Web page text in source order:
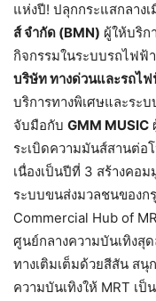
แห่งปี! ปลุกกระแสกลางเ
ส์ จำกัด (BMN) ผู้ให้บริ
กิจกรรมในระบบรถไฟฟ้
บริษัท ทางด่วนและรถไ
บริการทางพิเศษและระ
จับมือกับ GMM MUSIC
ระเบิดความมันส์สานต่อโ
เนื่องเป็นปีที่ 3 สร้างคอ
ระบบขนส่งมวลชนของก
Commercial Hub of
ศูนย์กลางความบันเทิงสุ
ทางเติมเต็มด้วยสีสัน ส
ความบันเทิงให้ MRT เ